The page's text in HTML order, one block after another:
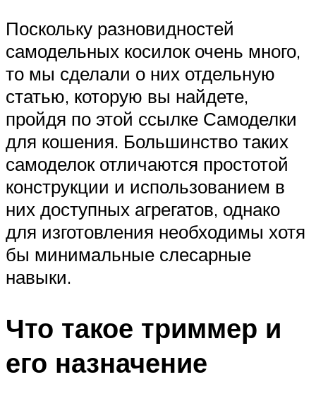
Поскольку разновидностей
самодельных косилок очень много,
то мы сделали о них отдельную
статью, которую вы найдете,
пройдя по этой ссылке Самоделки
для кошения. Большинство таких
самоделок отличаются простотой
конструкции и использованием в
них доступных агрегатов, однако
для изготовления необходимы хотя
бы минимальные слесарные
навыки.
Что такое триммер и
его назначение